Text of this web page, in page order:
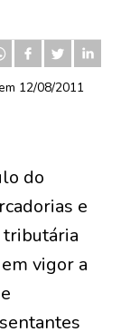
12/08/2011
do
e
tributária
vigor a